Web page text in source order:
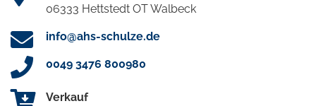
06333 Hettstedt OT Walbeck
info@ahs-schulze.de
0049 3476 800980
Verkauf